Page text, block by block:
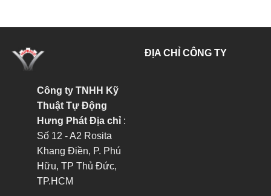
Công ty TNHH Kỹ
Thuật Tự Động
Hưng Phát Địa chỉ :
Số 12 - A2 Rosita
Khang Điền, P. Phú
Hữu, TP Thủ Đức,
TP.HCM
ĐỊA CHỈ CÔNG TY